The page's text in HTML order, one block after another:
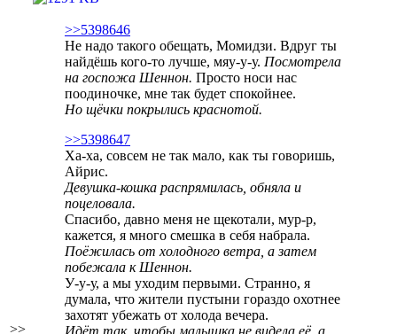
>>
>>5398646
Не надо такого обещать, Момидзи. Вдруг ты
найдёшь кого-то лучше, мяу-у-у. Посмотрела
на госпожа Шеннон. Просто носи нас
поодиночке, мне так будет спокойнее.
Но щёчки покрылись краснотой.
>>5398647
Ха-ха, совсем не так мало, как ты говоришь,
Айрис.
Девушка-кошка распрямилась, обняла и
поцеловала.
Спасибо, давно меня не щекотали, мур-р,
кажется, я много смешка в себя набрала.
Поёжилась от холодного ветра, а затем
побежала к Шеннон.
У-у-у, а мы уходим первыми. Странно, я
думала, что жители пустыни гораздо охотнее
захотят убежать от холода вечера.
Идёт так, чтобы малышка не видела её, а